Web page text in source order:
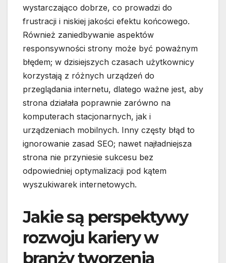
wystarczająco dobrze, co prowadzi do
frustracji i niskiej jakości efektu końcowego.
Również zaniedbywanie aspektów
responsywności strony może być poważnym
błędem; w dzisiejszych czasach użytkownicy
korzystają z różnych urządzeń do
przeglądania internetu, dlatego ważne jest, aby
strona działała poprawnie zarówno na
komputerach stacjonarnych, jak i
urządzeniach mobilnych. Inny częsty błąd to
ignorowanie zasad SEO; nawet najładniejsza
strona nie przyniesie sukcesu bez
odpowiedniej optymalizacji pod kątem
wyszukiwarek internetowych.
Jakie są perspektywy
rozwoju kariery w
branży tworzenia